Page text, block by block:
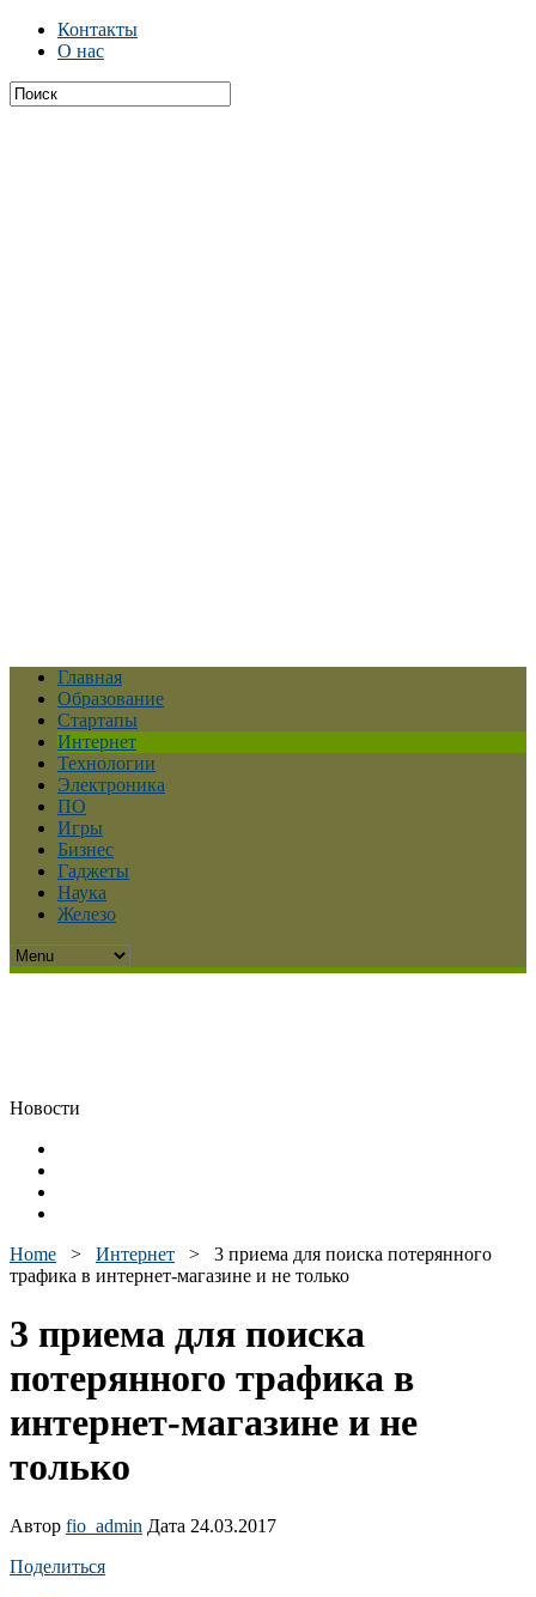
Контакты
О нас
Главная
Образование
Стартапы
Интернет
Технологии
Электроника
ПО
Игры
Бизнес
Гаджеты
Наука
Железо
Новости
Home > Интернет > 3 приема для поиска потерянного
трафика в интернет-магазине и не только
3 приема для поиска
потерянного трафика в
интернет-магазине и не
только
Автор fio_admin Дата 24.03.2017
Поделиться